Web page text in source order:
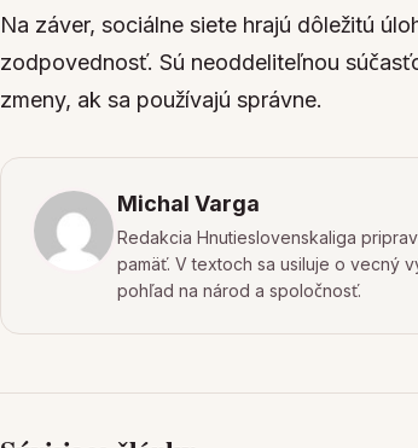
Na záver, sociálne siete hrajú dôležitú
zodpovednosť. Sú neoddeliteľnou
zmeny, ak sa používajú správne.
Michal Varga
Redakcia Hnutieslovenskaliga
pamäť. V textoch sa usiluje o vecný
pohľad na národ a spoločnosť.